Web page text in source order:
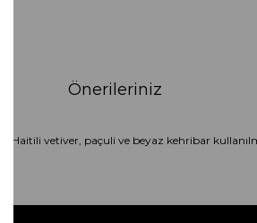
Önerileriniz
Haitili vetiver, paçuli ve beyaz kehribar
tarafımıza iletebilirsiniz.